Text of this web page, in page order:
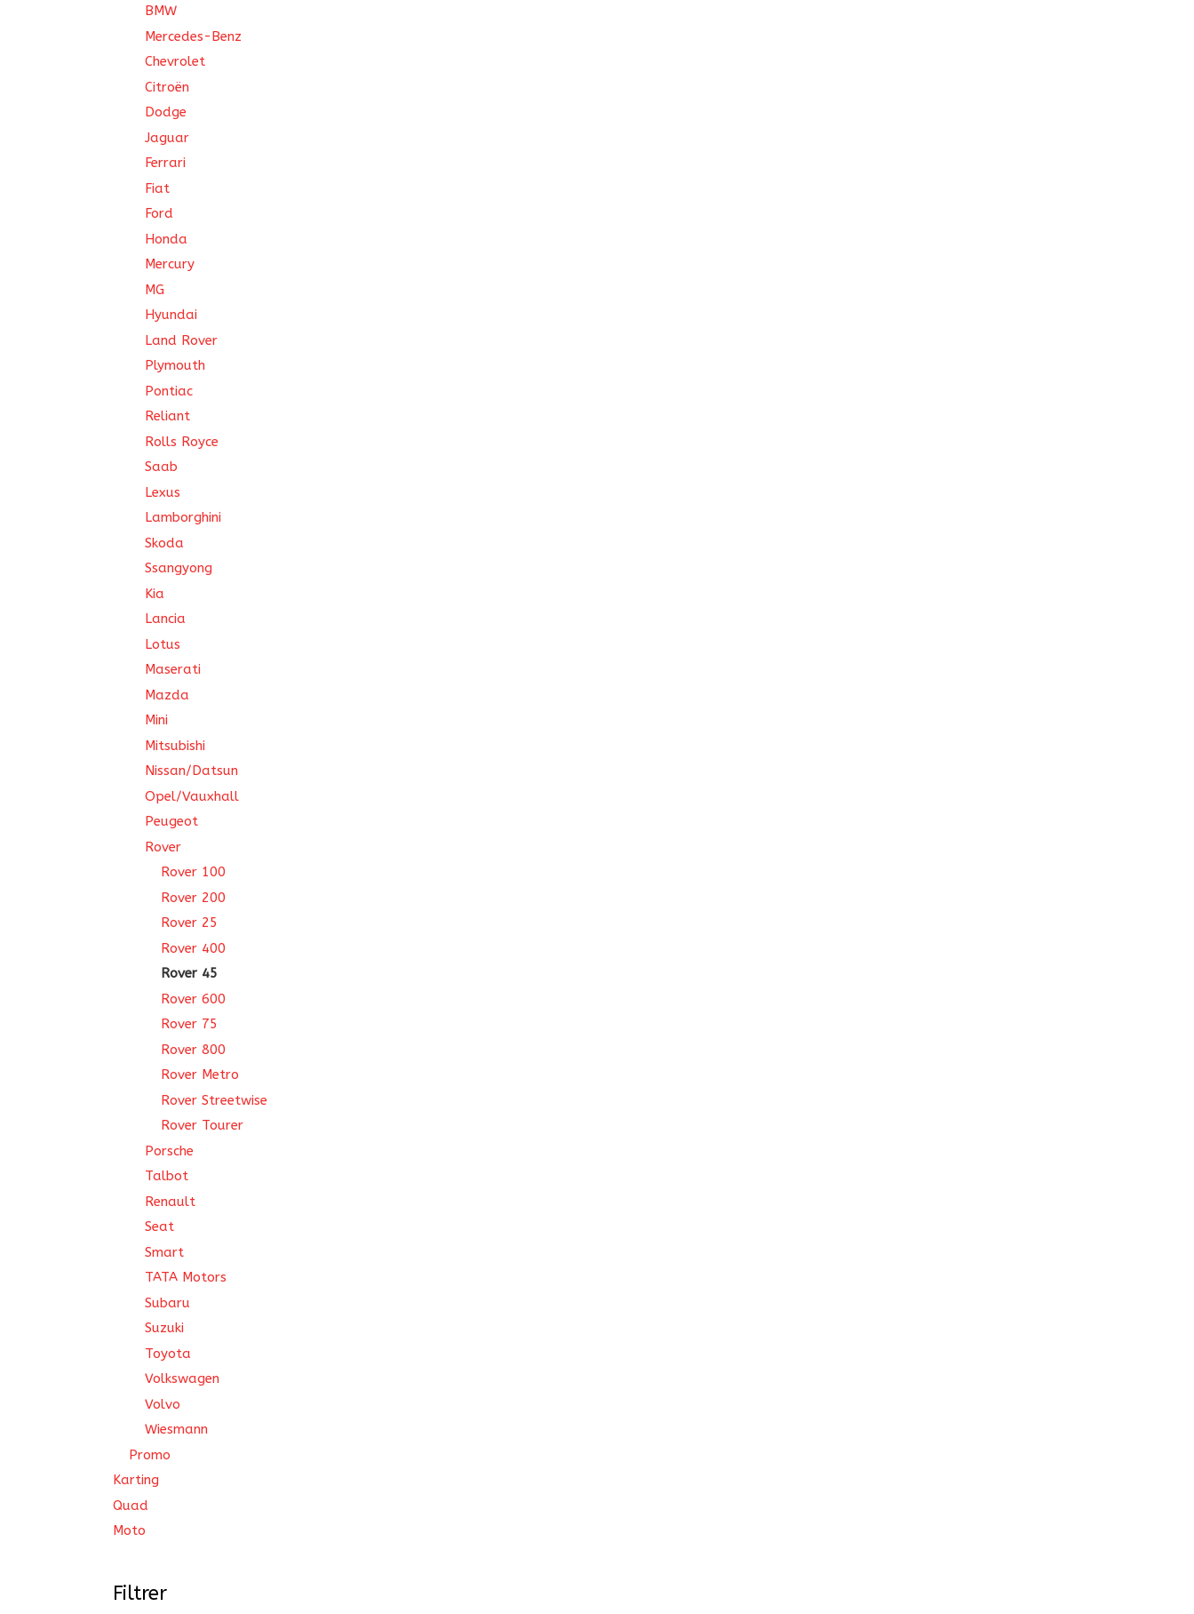
BMW
Mercedes-Benz
Chevrolet
Citroën
Dodge
Jaguar
Ferrari
Fiat
Ford
Honda
Mercury
MG
Hyundai
Land Rover
Plymouth
Pontiac
Reliant
Rolls Royce
Saab
Lexus
Lamborghini
Skoda
Ssangyong
Kia
Lancia
Lotus
Maserati
Mazda
Mini
Mitsubishi
Nissan/Datsun
Opel/Vauxhall
Peugeot
Rover
Rover 100
Rover 200
Rover 25
Rover 400
Rover 45
Rover 600
Rover 75
Rover 800
Rover Metro
Rover Streetwise
Rover Tourer
Porsche
Talbot
Renault
Seat
Smart
TATA Motors
Subaru
Suzuki
Toyota
Volkswagen
Volvo
Wiesmann
Promo
Karting
Quad
Moto
Filtrer